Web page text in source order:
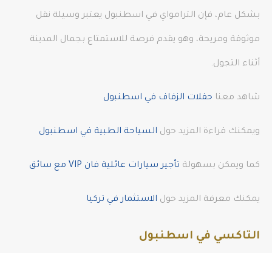
بشكل عام، فإن الترامواي في اسطنبول يعتبر وسيلة نقل
موثوقة ومريحة، وهو يقدم فرصة للاستمتاع بجمال المدينة
أثناء التجول.
شاهد معنا حفلات الزفاف في اسطنبول
ويمكنك قراءة المزيد حول السياحة الطبية في اسطنبول
كما ويمكن بسهولة تأجير سيارات عائلية فان VIP مع سائق
يمكنك معرفة المزيد حول الاستثمار في تركيا
التاكسي في اسطنبول